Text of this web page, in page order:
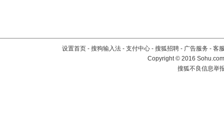
设置首页 - 搜狗输入法 - 支付中心 - 搜狐招聘 - 广告服务 - 客
Copyright©2016
搜狐不良信息举